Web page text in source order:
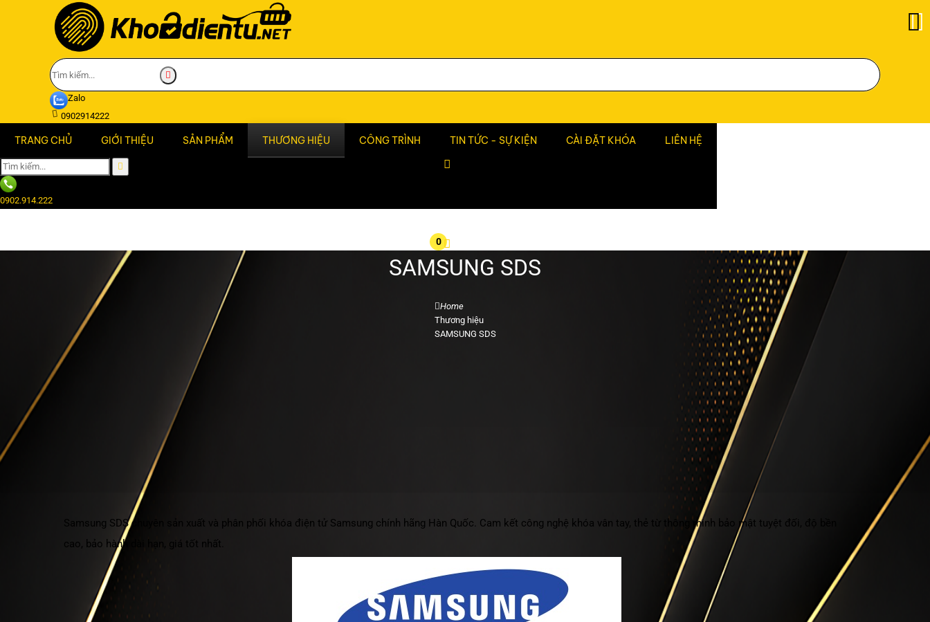
Zalo
0902914222
TRANG CHỦ GIỚI THIỆU SẢN PHẨM THƯƠNG HIỆU CÔNG TRÌNH TIN TỨC - SỰ KIỆN CÀI ĐẶT KHÓA LIÊN HỆ
0
0902.914.222
SAMSUNG SDS
Home
Thương hiệu
SAMSUNG SDS
Samsung SDS chuyên sản xuất và phân phối khóa điện tử Samsung chính hãng Hàn Quốc. Cam kết công nghệ khóa vân tay, thẻ từ thông minh bảo mật tuyệt đối, độ bền
cao, bảo hành dài hạn, giá tốt nhất.